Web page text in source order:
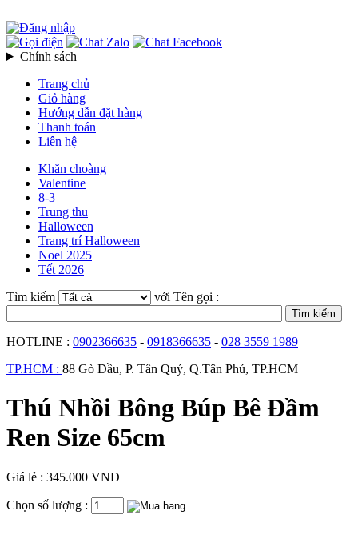
Chính sách
Trang chủ
Giỏ hàng
Hướng dẫn đặt hàng
Thanh toán
Liên hệ
Khăn choàng
Valentine
8-3
Trung thu
Halloween
Trang trí Halloween
Noel 2025
Tết 2026
Tìm kiếm
với Tên gọi :
HOTLINE : 0902366635 - 0918366635 - 028 3559 1989
TP.HCM : 88 Gò Dầu, P. Tân Quý, Q.Tân Phú, TP.HCM
Thú Nhồi Bông Búp Bê Đầm
Ren Size 65cm
Giá lẻ : 345.000 VNĐ
Chọn số lượng :